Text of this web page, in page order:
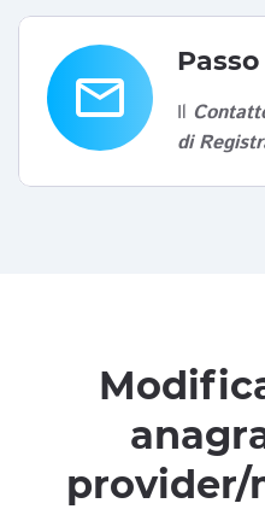
email
Passo
Il
di
provider/